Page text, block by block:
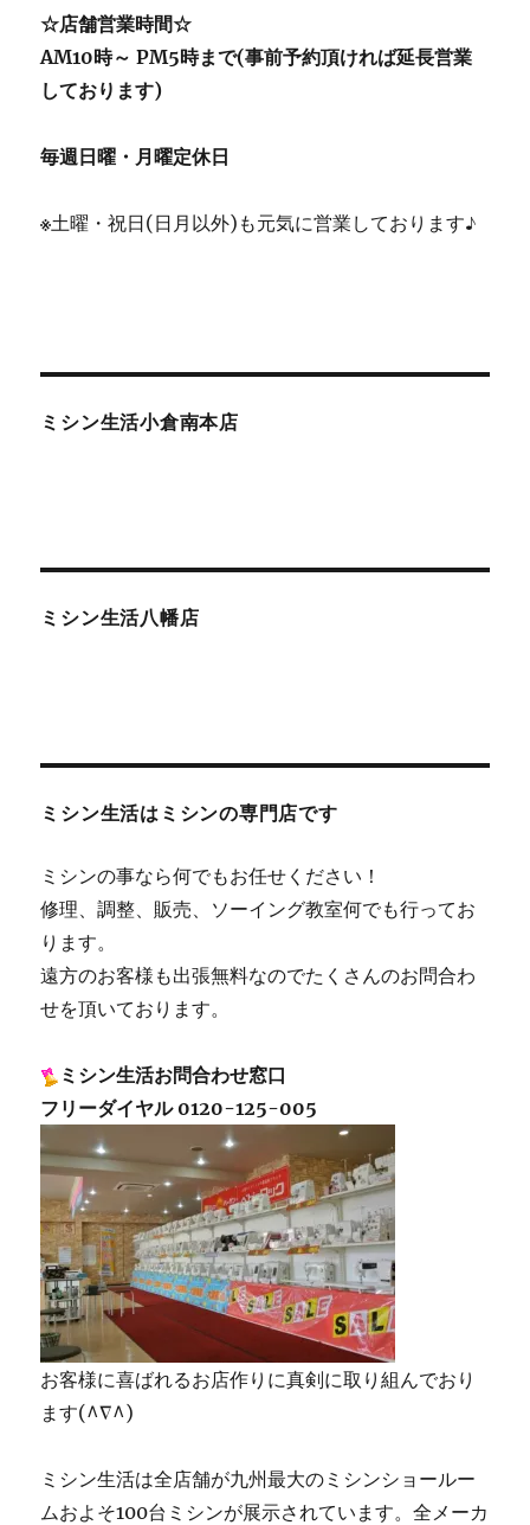
☆店舗営業時間☆
AM10時～ PM5時まで(事前予約頂ければ延長営業
しております)
毎週日曜・月曜定休日
※土曜・祝日(日月以外)も元気に営業しております♪
ミシン生活小倉南本店
ミシン生活八幡店
ミシン生活はミシンの専門店です
ミシンの事なら何でもお任せください！
修理、調整、販売、ソーイング教室何でも行ってお
ります。
遠方のお客様も出張無料なのでたくさんのお問合わ
せを頂いております。
ミシン生活お問合わせ窓口
フリーダイヤル 0120-125-005
お客様に喜ばれるお店作りに真剣に取り組んでおり
ます(^∇^)
ミシン生活は全店舗が九州最大のミシンショールー
ムおよそ100台ミシンが展示されています。全メーカ